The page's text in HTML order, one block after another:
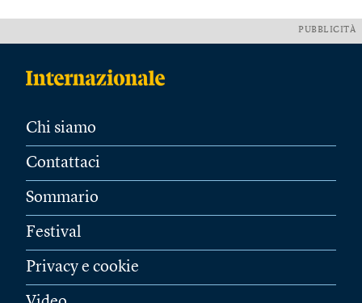
PUBBLICITÀ
Chi siamo
Contattaci
Sommario
Festival
Privacy e cookie